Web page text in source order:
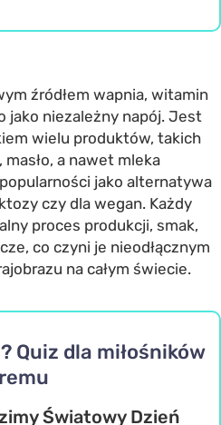
źródłem wapnia, witamin
jako niezależny napój. Jest
wielu produktów, takich
a nawet mleka
jako alternatywa
czy dla wegan. Każdy
proces produkcji, smak,
co czyni je nieodłącznym
na całym świecie.
Quiz dla miłośników
Światowy Dzień